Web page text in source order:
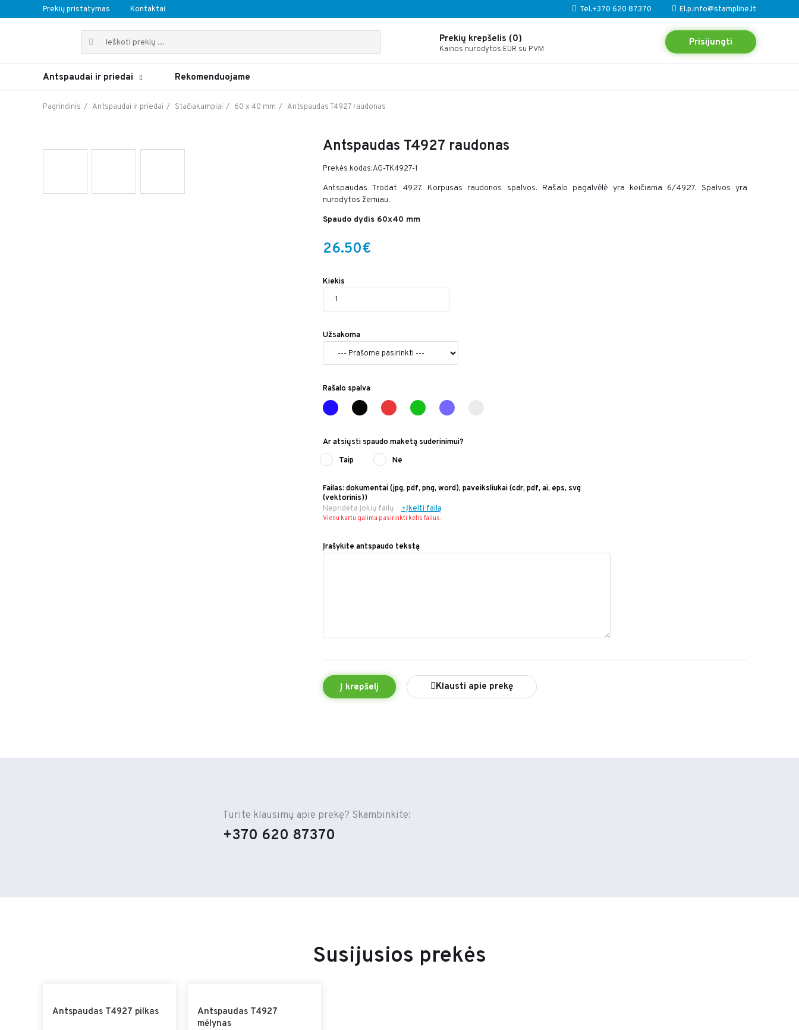
Prekių pristatymas Kontaktai Tel.+370 620 87370 El.p.info@stampline.lt
Prekių krepšelis (0)
Kainos nurodytos EUR su PVM
Prisijungti
Antspaudai ir priedai Rekomenduojame
Pagrindinis Antspaudai ir priedai Stačiakampiai 60 x 40 mm Antspaudas T4927 raudonas
Antspaudas T4927 raudonas
Prekės kodas:AG-TK4927-1
Antspaudas Trodat 4927. Korpusas raudonos spalvos. Rašalo pagalvėlė yra keičiama 6/4927. Spalvos yra
nurodytos žemiau.
Spaudo dydis 60x40 mm
26.50€
Kiekis
Užsakoma
Rašalo spalva
Ar atsiųsti spaudo maketą suderinimui?
Taip
Ne
Failas: dokumentai (jpg, pdf, png, word), paveiksliukai (cdr, pdf, ai, eps, svg
(vektorinis))
Nepridėta jokių failų
+Įkelti failą
Vienu kartu galima pasirinkti kelis failus.
Įrašykite antspaudo tekstą
Į krepšelį Klausti apie prekę
Turite klausimų apie prekę? Skambinkite:
+370 620 87370
Susijusios prekės
Antspaudas T4927 pilkas
Antspaudas T4927
mėlynas